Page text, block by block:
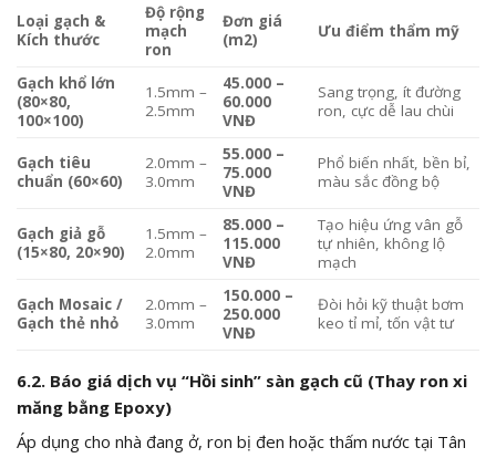
Loại gạch &
Kích thước
Độ rộng
mạch
ron
Đơn giá
(m2)
Ưu điểm thẩm mỹ
Gạch khổ lớn
(80×80,
100×100)
1.5mm –
2.5mm
45.000 –
60.000
VNĐ
Sang trọng, ít đường
ron, cực dễ lau chùi
Gạch tiêu
chuẩn (60×60)
2.0mm –
3.0mm
55.000 –
75.000
VNĐ
Phổ biến nhất, bền bỉ,
màu sắc đồng bộ
Gạch giả gỗ
(15×80, 20×90)
1.5mm –
2.0mm
85.000 –
115.000
VNĐ
Tạo hiệu ứng vân gỗ
tự nhiên, không lộ
mạch
Gạch Mosaic /
Gạch thẻ nhỏ
2.0mm –
3.0mm
150.000 –
250.000
VNĐ
Đòi hỏi kỹ thuật bơm
keo tỉ mỉ, tốn vật tư
6.2. Báo giá dịch vụ “Hồi sinh” sàn gạch cũ (Thay ron xi
măng bằng Epoxy)
Áp dụng cho nhà đang ở, ron bị đen hoặc thấm nước tại Tân